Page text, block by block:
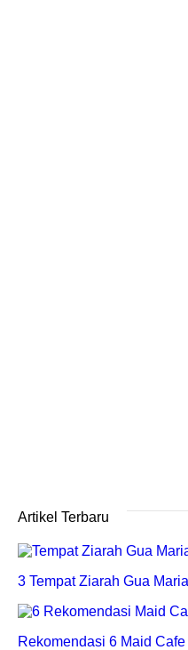
Artikel Terbaru
3 Tempat Ziarah Gua
Rekomendasi 6 Maid